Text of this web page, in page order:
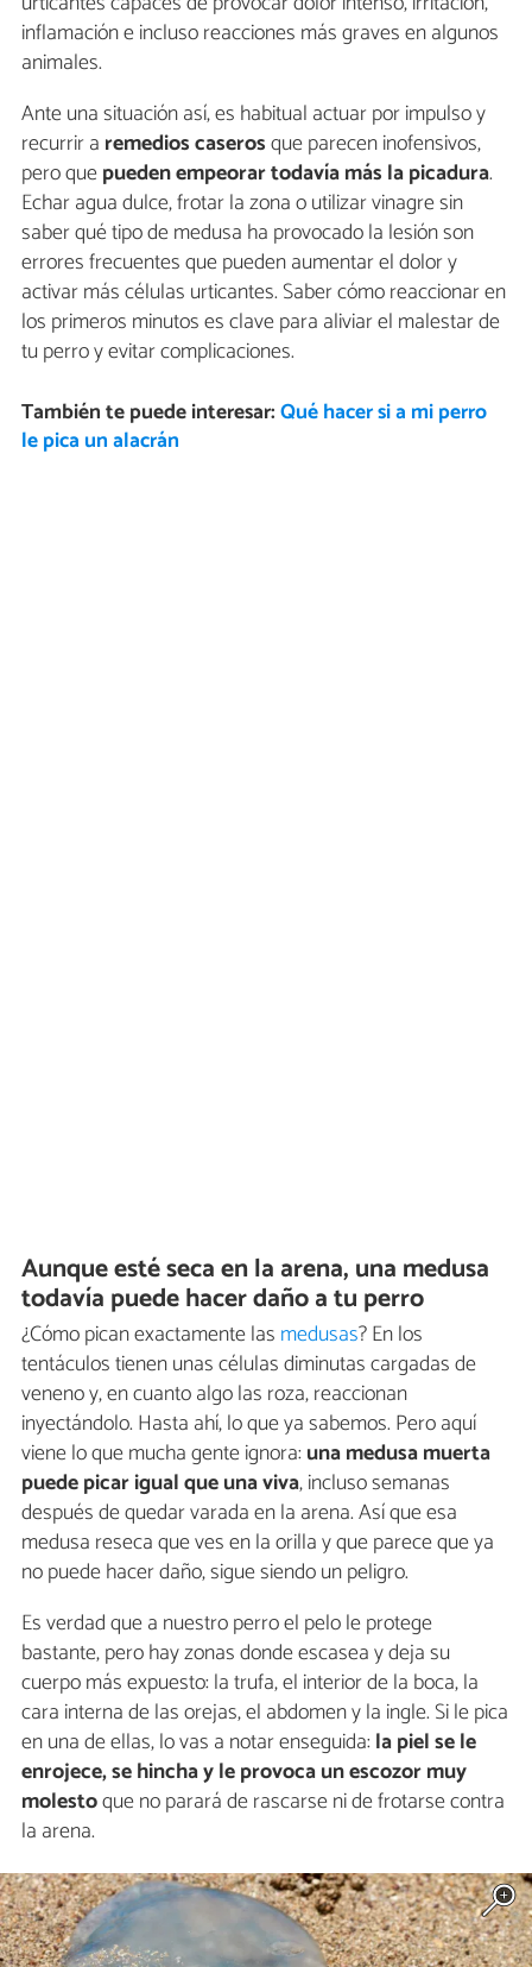
inflamación e incluso reacciones más graves en algunos
animales.
Ante una situación así, es habitual actuar por impulso y
recurrir a remedios caserosque parecen inofensivos,
pero quepueden empeorar todavía más la picadura.
Echar agua dulce, frotar la zona o utilizar vinagre sin
saber qué tipo de medusa ha provocado la lesión son
errores frecuentes que pueden aumentar el dolor y
activar más células urticantes. Saber cómo reaccionar en
los primeros minutos es clave para aliviar el malestar de
tu perro y evitar complicaciones.
También te puede interesar:Qué hacer si a mi perro
le pica un alacrán
Aunque esté seca en la arena, una medusa
todavía puede hacer daño a tu perro
¿Cómo pican exactamente las medusas? En los
tentáculos tienen unas células diminutas cargadas de
veneno y, en cuanto algo las roza, reaccionan
inyectándolo. Hasta ahí, lo que ya sabemos. Pero aquí
viene lo que mucha gente ignora:una medusa muerta
puede picar igual que una viva, incluso semanas
después de quedar varada en la arena. Así que esa
medusa reseca que ves en la orilla y que parece que ya
no puede hacer daño, sigue siendo un peligro.
Es verdad que a nuestro perro el pelo le protege
bastante, pero hay zonas donde escasea y deja su
cuerpo más expuesto: la trufa, el interior de la boca, la
cara interna de las orejas, el abdomen y la ingle. Si le pica
en una de ellas, lo vas a notar enseguida:la piel se le
enrojece, se hincha y le provoca un escozormuy
molestoque no parará de rascarse ni de frotarse contra
la arena.